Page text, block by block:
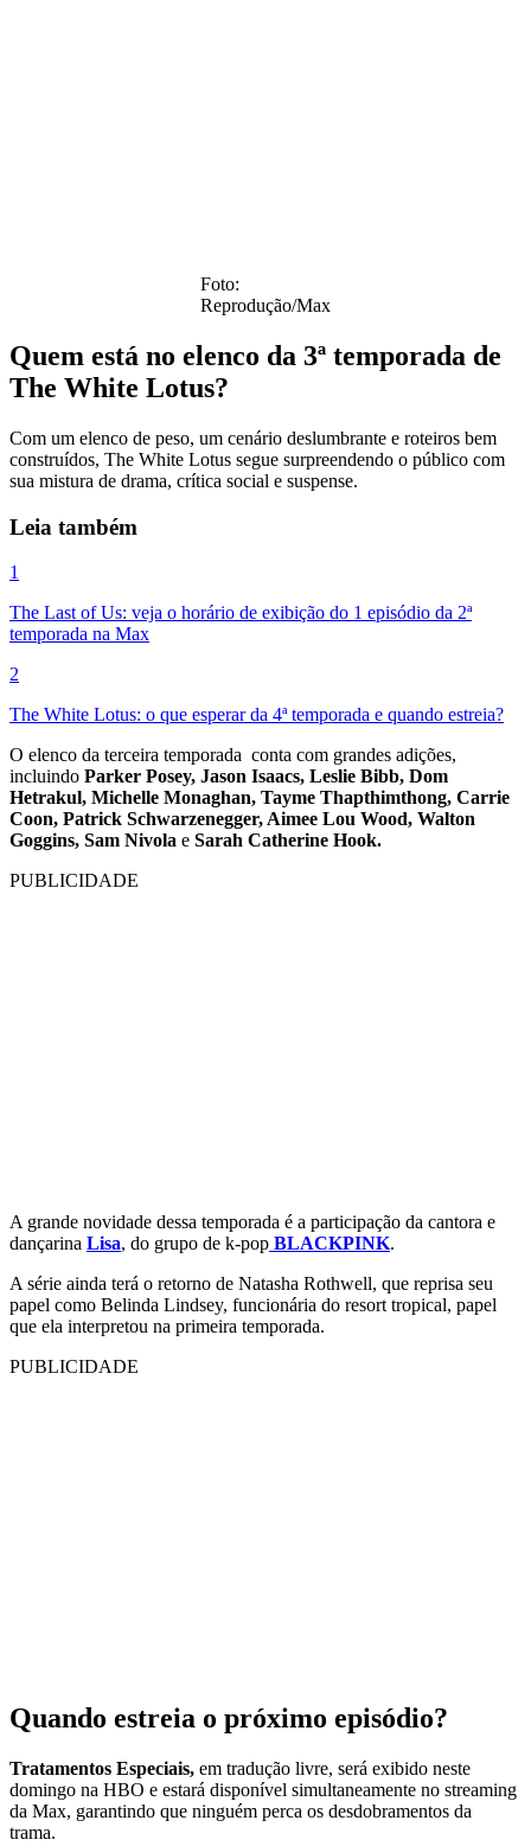
Foto:
Reprodução/Max
Quem está no elenco da 3ª temporada de
The White Lotus?
Com um elenco de peso, um cenário deslumbrante e roteiros bem
construídos, The White Lotus segue surpreendendo o público com
sua mistura de drama, crítica social e suspense.
Leia também
1
The Last of Us: veja o horário de exibição do 1 episódio da 2ª
temporada na Max
2
The White Lotus: o que esperar da 4ª temporada e quando estreia?
O elenco da terceira temporada conta com grandes adições,
incluindo Parker Posey, Jason Isaacs, Leslie Bibb, Dom
Hetrakul, Michelle Monaghan, Tayme Thapthimthong, Carrie
Coon, Patrick Schwarzenegger, Aimee Lou Wood, Walton
Goggins, Sam Nivola e Sarah Catherine Hook.
PUBLICIDADE
A grande novidade dessa temporada é a participação da cantora e
dançarina Lisa, do grupo de k-pop BLACKPINK.
A série ainda terá o retorno de Natasha Rothwell, que reprisa seu
papel como Belinda Lindsey, funcionária do resort tropical, papel
que ela interpretou na primeira temporada.
PUBLICIDADE
Quando estreia o próximo episódio?
Tratamentos Especiais, em tradução livre, será exibido neste
domingo na HBO e estará disponível simultaneamente no streaming
da Max, garantindo que ninguém perca os desdobramentos da
trama.